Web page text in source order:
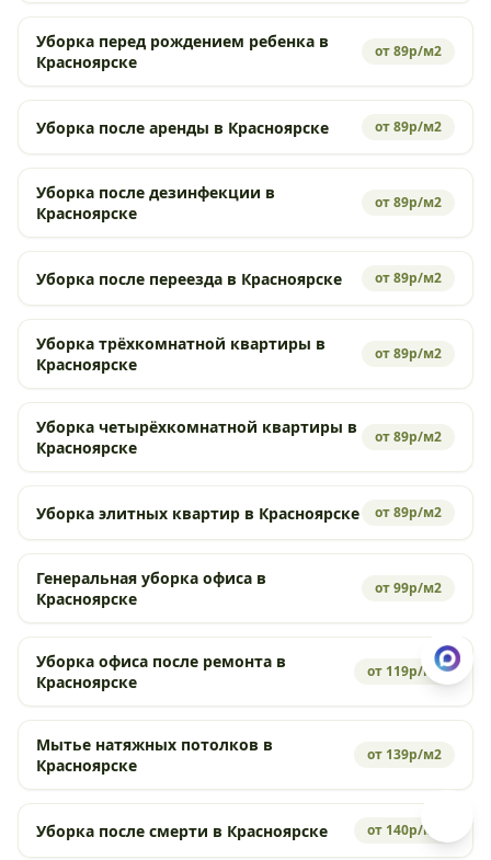
Уборка перед рождением ребенка в
Красноярске
от 89р/м2
Уборка после аренды в Красноярске от 89р/м2
Уборка после дезинфекции в
Красноярске
от 89р/м2
Уборка после переезда в Красноярске от 89р/м2
Уборка трёхкомнатной квартиры в
Красноярске
от 89р/м2
Уборка четырёхкомнатной квартиры в
Красноярске
от 89р/м2
Уборка элитных квартир в Красноярске от 89р/м2
Генеральная уборка офиса в
Красноярске
от 99р/м2
Уборка офиса после ремонта в
Красноярске
от 119р/м2
Мытье натяжных потолков в
Красноярске
от 139р/м2
Уборка после смерти в Красноярске от 140р/м2